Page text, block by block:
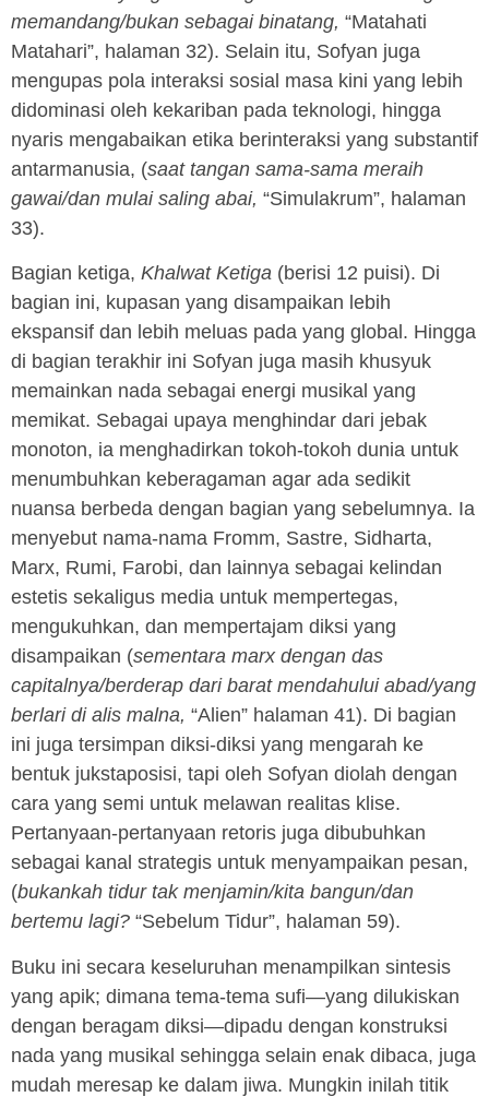
memandang/bukan sebagai binatang, “Matahati
Matahari”, halaman 32). Selain itu, Sofyan juga
mengupas pola interaksi sosial masa kini yang lebih
didominasi oleh kekariban pada teknologi, hingga
nyaris mengabaikan etika berinteraksi yang substantif
antarmanusia, (saat tangan sama-sama meraih
gawai/dan mulai saling abai, “Simulakrum”, halaman
33).
Bagian ketiga, Khalwat Ketiga (berisi 12 puisi). Di
bagian ini, kupasan yang disampaikan lebih
ekspansif dan lebih meluas pada yang global. Hingga
di bagian terakhir ini Sofyan juga masih khusyuk
memainkan nada sebagai energi musikal yang
memikat. Sebagai upaya menghindar dari jebak
monoton, ia menghadirkan tokoh-tokoh dunia untuk
menumbuhkan keberagaman agar ada sedikit
nuansa berbeda dengan bagian yang sebelumnya. Ia
menyebut nama-nama Fromm, Sastre, Sidharta,
Marx, Rumi, Farobi, dan lainnya sebagai kelindan
estetis sekaligus media untuk mempertegas,
mengukuhkan, dan mempertajam diksi yang
disampaikan (sementara marx dengan das
capitalnya/berderap dari barat mendahului abad/yang
berlari di alis malna, “Alien” halaman 41). Di bagian
ini juga tersimpan diksi-diksi yang mengarah ke
bentuk jukstaposisi, tapi oleh Sofyan diolah dengan
cara yang semi untuk melawan realitas klise.
Pertanyaan-pertanyaan retoris juga dibubuhkan
sebagai kanal strategis untuk menyampaikan pesan,
(bukankah tidur tak menjamin/kita bangun/dan
bertemu lagi? “Sebelum Tidur”, halaman 59).
Buku ini secara keseluruhan menampilkan sintesis
yang apik; dimana tema-tema sufi—yang dilukiskan
dengan beragam diksi—dipadu dengan konstruksi
nada yang musikal sehingga selain enak dibaca, juga
mudah meresap ke dalam jiwa. Mungkin inilah titik